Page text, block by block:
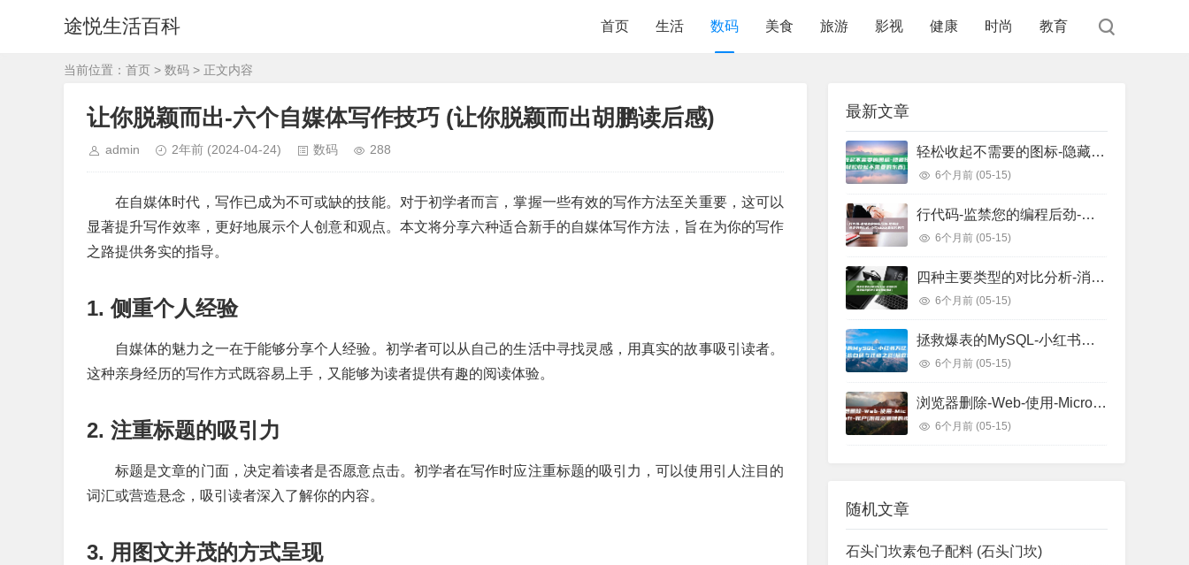
途悦生活百科 首页 生活 数码 美食 旅游 影视 健康 时尚 教育
当前位置： 首页 > 数码 > 正文内容
让你脱颖而出-六个自媒体写作技巧 (让你脱颖而出胡鹏读后感)
admin 2年前 (2024-04-24) 数码 288
在自媒体时代，写作已成为不可或缺的技能。对于初学者而言，掌握一些有效的写作方法至关重要，这可以
显著提升写作效率，更好地展示个人创意和观点。本文将分享六种适合新手的自媒体写作方法，旨在为你的写作
之路提供务实的指导。
1. 侧重个人经验
自媒体的魅力之一在于能够分享个人经验。初学者可以从自己的生活中寻找灵感，用真实的故事吸引读者。
这种亲身经历的写作方式既容易上手，又能够为读者提供有趣的阅读体验。
2. 注重标题的吸引力
标题是文章的门面，决定着读者是否愿意点击。初学者在写作时应注重标题的吸引力，可以使用引人注目的
词汇或营造悬念，吸引读者深入了解你的内容。
3. 用图文并茂的方式呈现
最新文章
轻松收起不需要的图标-隐藏任务栏图标 (轻松收起不需要的东西)
6个月前 (05-15)
行代码-监禁您的编程后劲-把握这些正则表白式-少写1000 (监狱代码几位数)
6个月前 (05-15)
四种主要类型的对比分析-消息队列选型指南 (四种主要类型信用证)
6个月前 (05-15)
拯救爆表的MySQL-小红书万亿级存储系统自研与迁移之路 (拯救爆戾男主)
6个月前 (05-15)
浏览器删除-Web-使用-Microsoft-账户 (浏览器删除的视频怎么找回)
6个月前 (05-15)
随机文章
石头门坎素包子配料 (石头门坎)